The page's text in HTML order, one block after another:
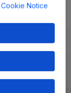
and Resources
Cookie Notice